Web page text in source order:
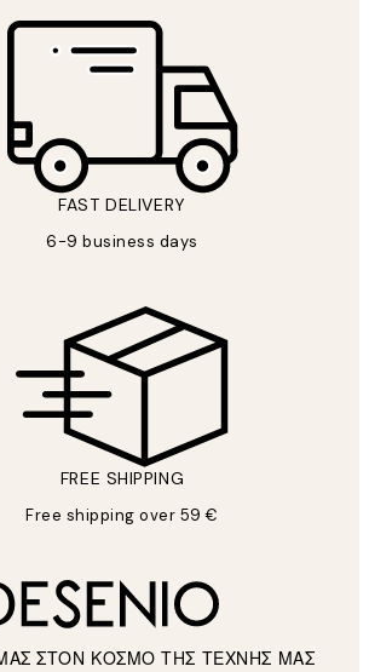
FAST DELIVERY
6-9 business days
FREE SHIPPING
Free shipping over 59 €
ΣΤΟΝ ΚΟΣΜΟ ΤΗΣ ΤΕΧΝΗΣ ΜΑΣ